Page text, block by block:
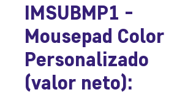
IMSUBMP1 -
Mousepad Color
Personalizado
(valor neto):